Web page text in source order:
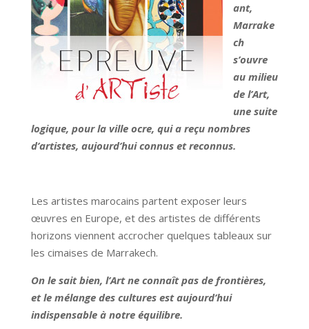
ant,
Marrake
ch
s’ouvre
au milieu
de l’Art,
une suite
logique, pour la ville ocre, qui a reçu nombres
d’artistes, aujourd’hui connus et reconnus.
Les artistes marocains partent exposer leurs
œuvres en Europe, et des artistes de différents
horizons viennent accrocher quelques tableaux sur
les cimaises de Marrakech.
On le sait bien, l’Art ne connaît pas de frontières,
et le mélange des cultures est aujourd’hui
indispensable à notre équilibre.